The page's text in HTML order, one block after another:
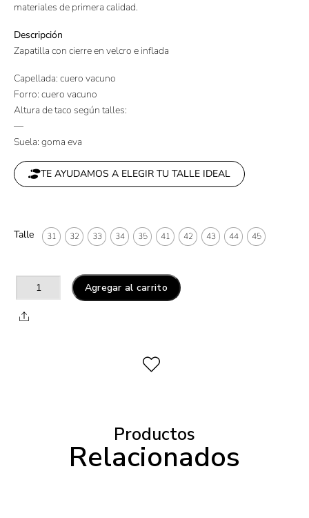
materiales de primera calidad.
Descripción
Zapatilla con cierre en velcro e inflada
Capellada: cuero vacuno
Forro: cuero vacuno
Altura de taco según talles:
—
Suela: goma eva
TE AYUDAMOS A ELEGIR TU TALLE IDEAL
Talle 31 32 33 34 35 41 42 43 44 45
Agregar al carrito
Productos
Relacionados